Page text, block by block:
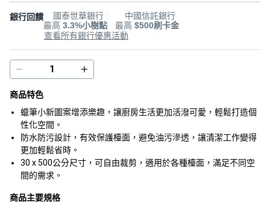
銀行回饋
國泰世華銀行
最高 3.3%小樹點
中國信託銀行
最高 $500刷卡金
查看所有銀行優惠活動
商品特色
蠟筆小新圖案增添樂趣，讓廚房生活更加活潑可愛，輕鬆打造個
性化空間。
防水防污設計，有效保護檯面，避免油污滲透，讓清潔工作變得
更加輕鬆省時。
30 x 500公分尺寸，可自由裁剪，適用於各種檯面，滿足不同空
間的需求。
商品主要規格